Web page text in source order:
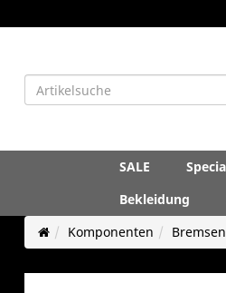
SALE
Bekleidung
Komponenten
Bremsen